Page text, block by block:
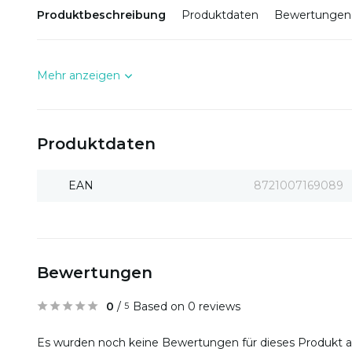
Produktbeschreibung Produktdaten Bewertungen
Mehr anzeigen
Produktdaten
EAN 8721007169089
Bewertungen
0 / 5 Based on 0 reviews
Es wurden noch keine Bewertungen für dieses Produkt